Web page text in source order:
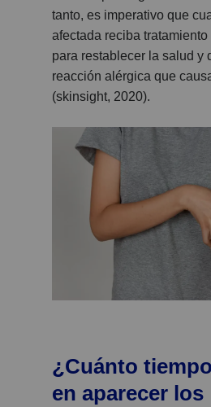
tanto, es imperativo que
afectada reciba
para restablecer la salud y
reacción alérgica que
(skinsight, 2020).
¿Cuánto
en aparecer los